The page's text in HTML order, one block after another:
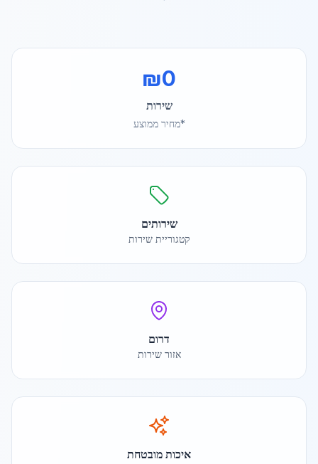
₪0
שירות
*מחיר ממוצע
שירותים
קטגוריית שירות
דרום
אזור שירות
איכות מובטחת